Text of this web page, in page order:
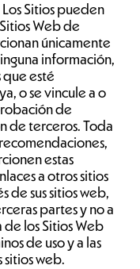
Sitios pueden
Web de
únicamente
información,
esté
o se vincule a o
de
de terceros. Toda
estas
a otros sitios
de sus sitios web,
partes y no a
de los Sitios Web
de uso y a las
web.